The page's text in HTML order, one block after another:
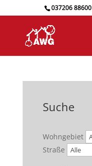
037206 88600
Suche
Wohngebiet
Straße